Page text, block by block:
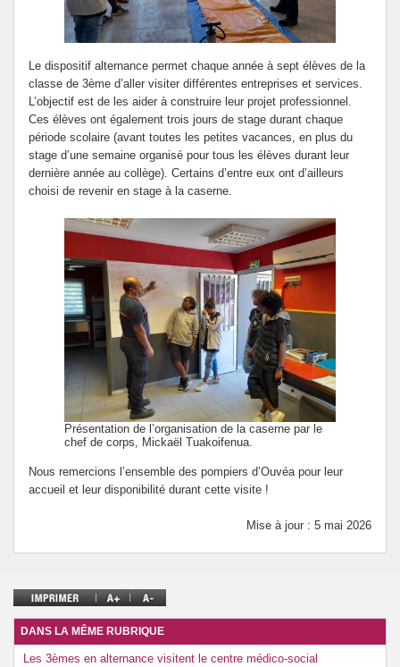
Le dispositif alternance permet chaque année à sept élèves de la
classe de 3ème d’aller visiter différentes entreprises et services.
L’objectif est de les aider à construire leur projet professionnel.
Ces élèves ont également trois jours de stage durant chaque
période scolaire (avant toutes les petites vacances, en plus du
stage d’une semaine organisé pour tous les élèves durant leur
dernière année au collège). Certains d’entre eux ont d’ailleurs
choisi de revenir en stage à la caserne.
Présentation de l’organisation de la caserne par le
chef de corps, Mickaël Tuakoifenua.
Nous remercions l’ensemble des pompiers d’Ouvéa pour leur
accueil et leur disponibilité durant cette visite !
Mise à jour : 5 mai 2026
DANS LA MÊME RUBRIQUE
Les 3èmes en alternance visitent le centre médico-social